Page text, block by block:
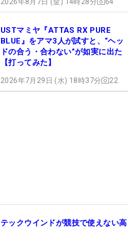
USTマミヤ『ATTAS RX PURE
BLUE』をアマ3人が試すと、“ヘッ
ドの合う・合わない”が如実に出た
【打ってみた】
2026年7月29日 (水) 18時37分 22
テックウインドが競技で使えない高